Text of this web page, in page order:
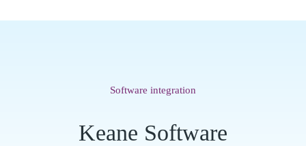
Software integration
Keane Software